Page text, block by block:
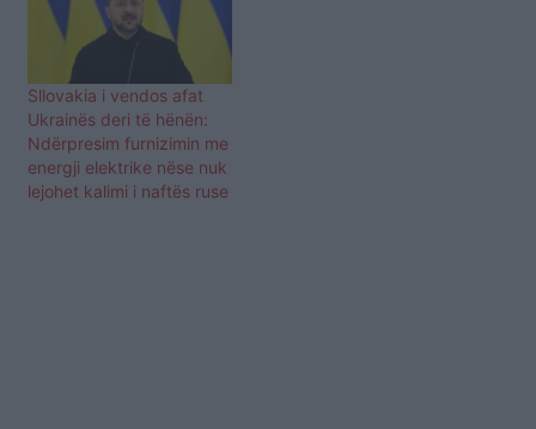
Sllovakia i vendos afat
Ukrainës deri të hënën:
Ndërpresim furnizimin me
energji elektrike nëse nuk
lejohet kalimi i naftës ruse